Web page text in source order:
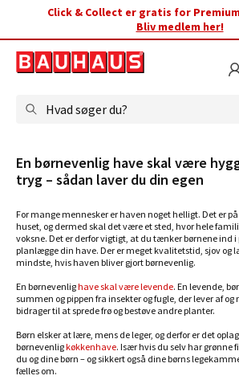
Click & Collect er gratis for
Bliv medlem her!
Hvad søger du?
En børnevenlig have skal være
tryg – sådan laver du din egen
For mange mennesker er haven noget helligt. Det er
huset, og dermed skal det være et sted, hvor hele
voksne. Det er derfor vigtigt, at du tænker børnene ind i
planlægge din have. Der er meget kvalitetstid, sjov og
mindste, hvis haven bliver gjort børnevenlig.
En børnevenlighave skal være levende. En levende,
summen og pippen fra insekter og fugle, der lever af
bidrager til at sprede frø og bestøve andre planter.
Børn elsker at lære, mens de leger, og derfor er det
børnevenligkøkkenhave. Især hvis du selv har grønne
du og dine børn – og sikkert også dine børns
fælles om.